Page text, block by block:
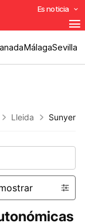
Es noticia
MálagaSevilla
Lleida Sunyer